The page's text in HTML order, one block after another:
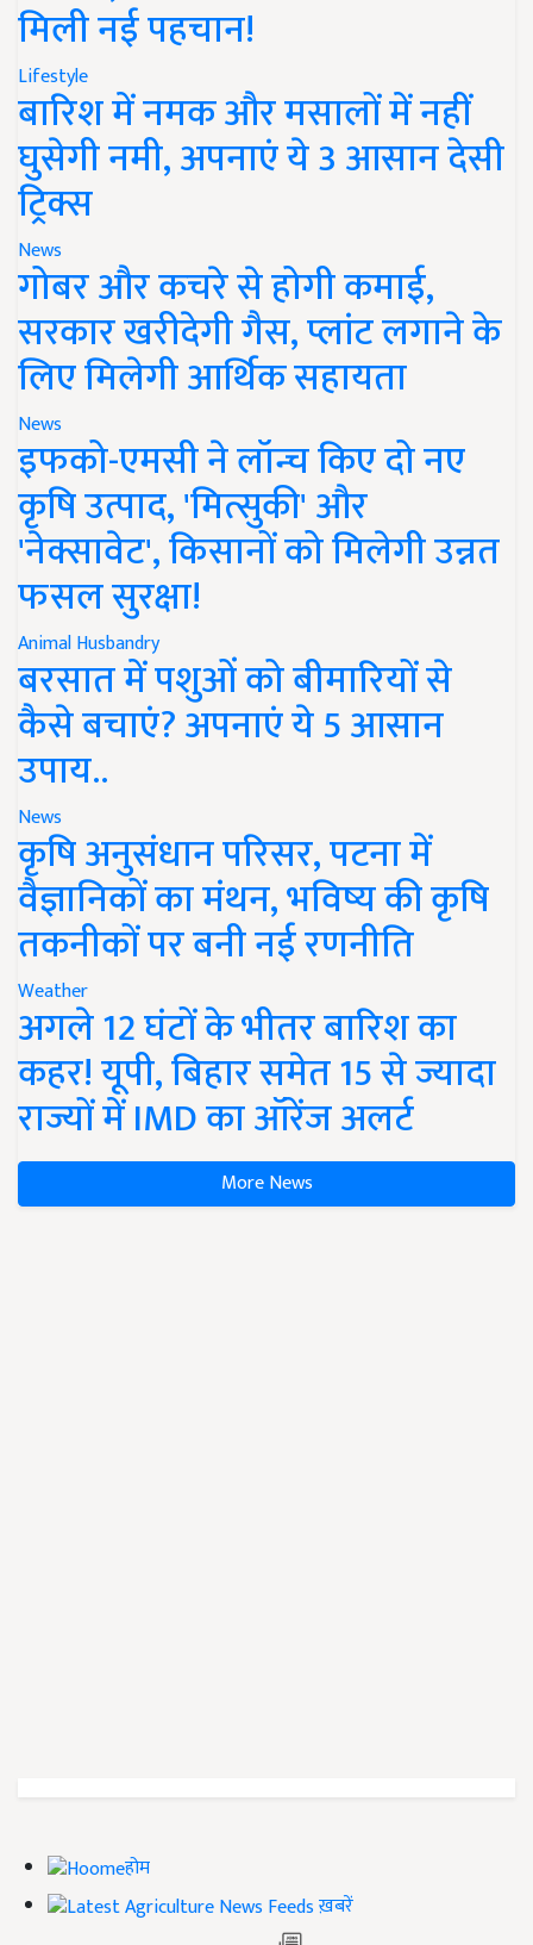
मिली नई पहचान!
Lifestyle
बारिश में नमक और मसालों में नहीं
घुसेगी नमी, अपनाएं ये 3 आसान देसी
ट्रिक्स
News
गोबर और कचरे से होगी कमाई,
सरकार खरीदेगी गैस, प्लांट लगाने के
लिए मिलेगी आर्थिक सहायता
News
इफको-एमसी ने लॉन्च किए दो नए
कृषि उत्पाद, 'मित्सुकी' और
'नेक्सावेट', किसानों को मिलेगी उन्नत
फसल सुरक्षा!
Animal Husbandry
बरसात में पशुओं को बीमारियों से
कैसे बचाएं? अपनाएं ये 5 आसान
उपाय..
News
कृषि अनुसंधान परिसर, पटना में
वैज्ञानिकों का मंथन, भविष्य की कृषि
तकनीकों पर बनी नई रणनीति
Weather
अगले 12 घंटों के भीतर बारिश का
कहर! यूपी, बिहार समेत 15 से ज्यादा
राज्यों में IMD का ऑरेंज अलर्ट
More News
होम
ख़बरें